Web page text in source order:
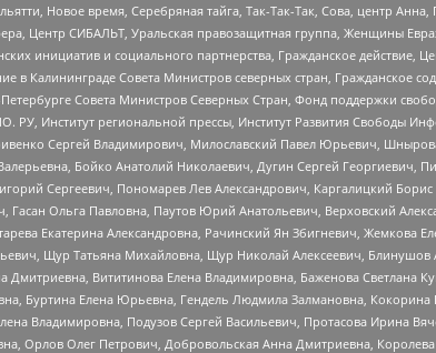
Новое время, Серебряная тайга, Так-Так-Так, Сова, центр Анна,
Центр СИБАЛЬТ, Уральская правозащитная группа, Женщины
инициатив и социального партнерства, Гражданское действие,
Совета Министров северных стран, Гражданское
Совета Министров Северных Стран, Фонд поддержки
Институт региональной прессы, Институт Развития Свободы
Сергей Владимирович, Милославский Павел Юрьевич,
Бойко Анатолий Николаевич, Дугин Сергей Георгиевич,
Сергеевич, Пономарев Лев Александрович, Каргалицкий
Ольга Павловна, Паутов Юрий Анатольевич, Верховский
Екатерина Александровна, Рачинский Ян Збигневич, Жемкова
Щур Татьяна Михайловна, Щур Николай Алексеевич,
Вититинова Елена Владимировна, Баженова Светлана
Буртина Елена Юрьевна, Гендель Людмила Залмановна,
Владимировна, Подузов Сергей Васильевич, Протасова Ирина
Орлов Олег Петрович, Добровольская Анна Дмитриевна,